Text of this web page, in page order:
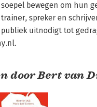
soepel bewegen om hun
trainer, spreker en
publiek uitnodigt tot
door Bert van